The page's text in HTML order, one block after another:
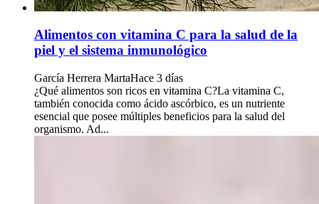
Alimentos con vitamina C para la salud de la
piel y el sistema inmunológico
García Herrera MartaHace 3 días
¿Qué alimentos son ricos en vitamina C?La vitamina C,
también conocida como ácido ascórbico, es un nutriente
esencial que posee múltiples beneficios para la salud del
organismo. Ad...